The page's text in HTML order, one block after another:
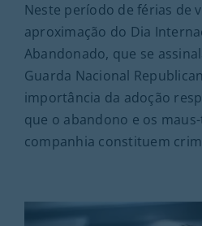
Revista
Search
For:
Neste período de férias de
aproximação do Dia
Abandonado, que se
Guarda Nacional
importância da adoção
que o abandono e os
companhia constituem